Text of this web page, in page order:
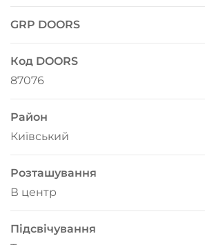
GRP DOORS
Код DOORS
87076
Район
Київський
Розташування
В центр
Підсвічування